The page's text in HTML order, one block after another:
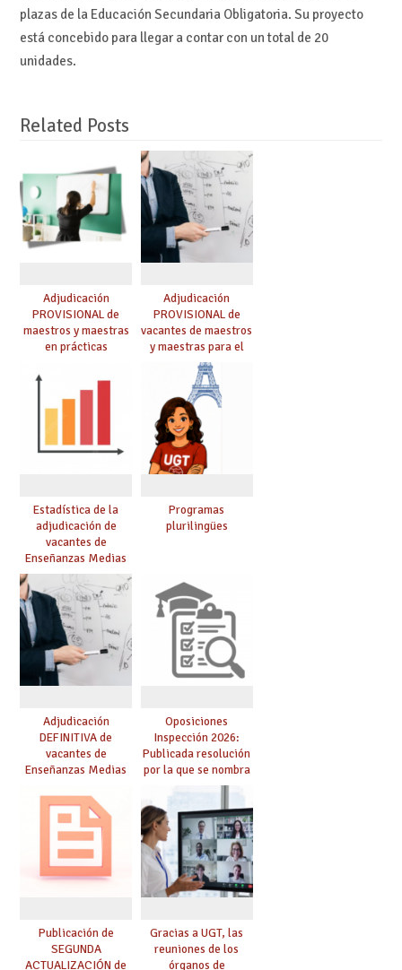
plazas de la Educación Secundaria Obligatoria. Su proyecto
está concebido para llegar a contar con un total de 20
unidades.
Related Posts
Adjudicación
PROVISIONAL de
maestros y maestras
en prácticas
Adjudicación
PROVISIONAL de
vacantes de maestros
y maestras para el
curso 26-27
Estadística de la
adjudicación de
vacantes de
Enseñanzas Medias
para el curso 26/27
Programas
plurilingües
Adjudicación
DEFINITIVA de
vacantes de
Enseñanzas Medias
Oposiciones
Inspección 2026:
Publicada resolución
por la que se nombra
funcionarios/as en
prácticas, se regulan
dichas prácticas y se
convoca acto público
de adjudicación
Publicación de
SEGUNDA
ACTUALIZACIÓN de
Gracias a UGT, las
reuniones de los
órganos de